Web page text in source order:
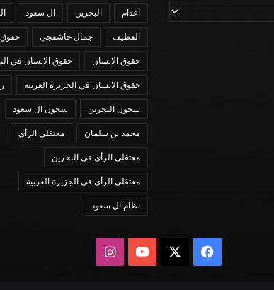
اعدام البحرين ال سعود
القطيف جمال خاشقجي حقوق
حقوق الانسان حقوق الانسان في
حقوق الانسان في الجزيرة العربية
سجون البحرين سجون ال سعود
محمد بن سلمان معتقلي الرأي
معتقلي الرأي في البحرين
معتقلي الرأي في الجزيرة العربية
نظام ال سعود
فيسبوك يوتيوبانستقرام